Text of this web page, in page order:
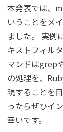
本発表では、
いうことをメ
ました。 実例
キストフィル
マンドはgrep
の処理を、
現することを
ったらぜひイ
幸いです。